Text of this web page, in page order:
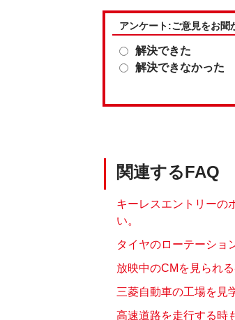
アンケート:ご意見をお聞
解決できた
解決できなかった
関連するFAQ
キーレスエントリーの
い。
タイヤのローテーショ
放映中のCMを見られ
三菱自動車の工場を見
高速道路を走行する時